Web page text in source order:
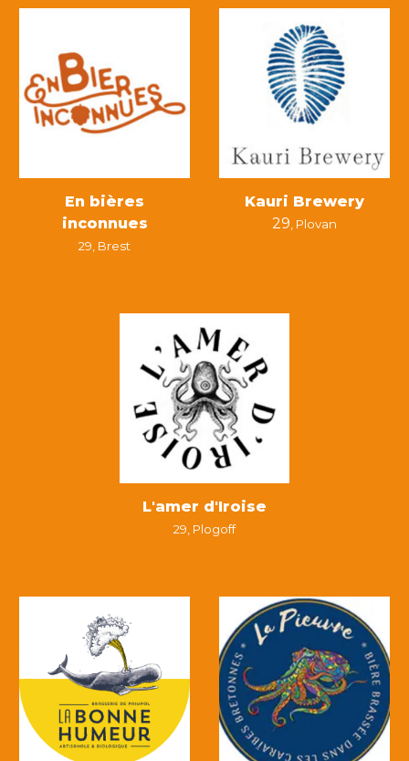
En bières
inconnues
29, Brest
Kauri Brewery
29 , Plovan
L'amer d'Iroise
29, Plogoff